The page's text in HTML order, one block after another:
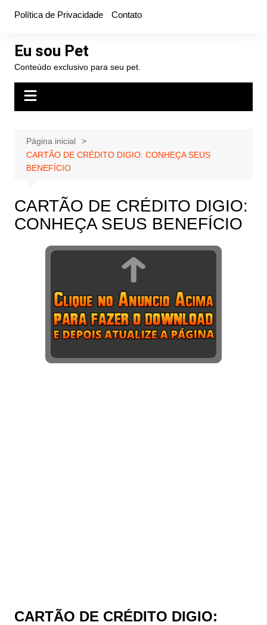
conteúdo
Política de Privacidade Contato
Eu sou Pet
Conteúdo exclusivo para seu pet.
Página inicial
CARTÃO DE CRÉDITO DIGIO: CONHEÇA SEUS
BENEFÍCIO
CARTÃO DE CRÉDITO DIGIO:
CONHEÇA SEUS BENEFÍCIO
CARTÃO DE CRÉDITO DIGIO: